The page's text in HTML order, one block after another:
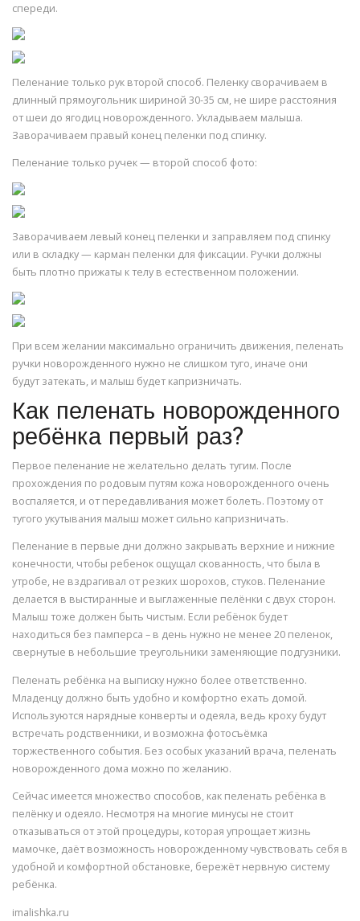
спереди.
Пеленание только рук второй способ. Пеленку сворачиваем в
длинный прямоугольник шириной 30-35 см, не шире расстояния
от шеи до ягодиц новорожденного. Укладываем малыша.
Заворачиваем правый конец пеленки под спинку.
Пеленание только ручек — второй способ фото:
Заворачиваем левый конец пеленки и заправляем под спинку
или в складку — карман пеленки для фиксации. Ручки должны
быть плотно прижаты к телу в естественном положении.
При всем желании максимально ограничить движения, пеленать
ручки новорожденного нужно не слишком туго, иначе они
будут затекать, и малыш будет капризничать.
Как пеленать новорожденного
ребёнка первый раз?
Первое пеленание не желательно делать тугим. После
прохождения по родовым путям кожа новорожденного очень
воспаляется, и от передавливания может болеть. Поэтому от
тугого укутывания малыш может сильно капризничать.
Пеленание в первые дни должно закрывать верхние и нижние
конечности, чтобы ребенок ощущал скованность, что была в
утробе, не вздрагивал от резких шорохов, стуков. Пеленание
делается в выстиранные и выглаженные пелёнки с двух сторон.
Малыш тоже должен быть чистым. Если ребёнок будет
находиться без памперса – в день нужно не менее 20 пеленок,
свернутые в небольшие треугольники заменяющие подгузники.
Пеленать ребёнка на выписку нужно более ответственно.
Младенцу должно быть удобно и комфортно ехать домой.
Используются нарядные конверты и одеяла, ведь кроху будут
встречать родственники, и возможна фотосъёмка
торжественного события. Без особых указаний врача, пеленать
новорожденного дома можно по желанию.
Сейчас имеется множество способов, как пеленать ребёнка в
пелёнку и одеяло. Несмотря на многие минусы не стоит
отказываться от этой процедуры, которая упрощает жизнь
мамочке, даёт возможность новорожденному чувствовать себя в
удобной и комфортной обстановке, бережёт нервную систему
ребёнка.
imalishka.ru